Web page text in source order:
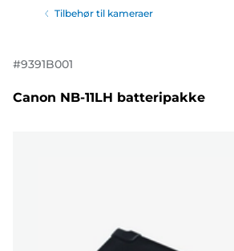
Tilbehør til kameraer
#9391B001
Canon NB-11LH batteripakke